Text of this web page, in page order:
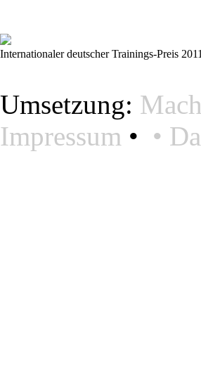
Internationaler deutscher Trainings-Preis
Umsetzung:
Impressum • •